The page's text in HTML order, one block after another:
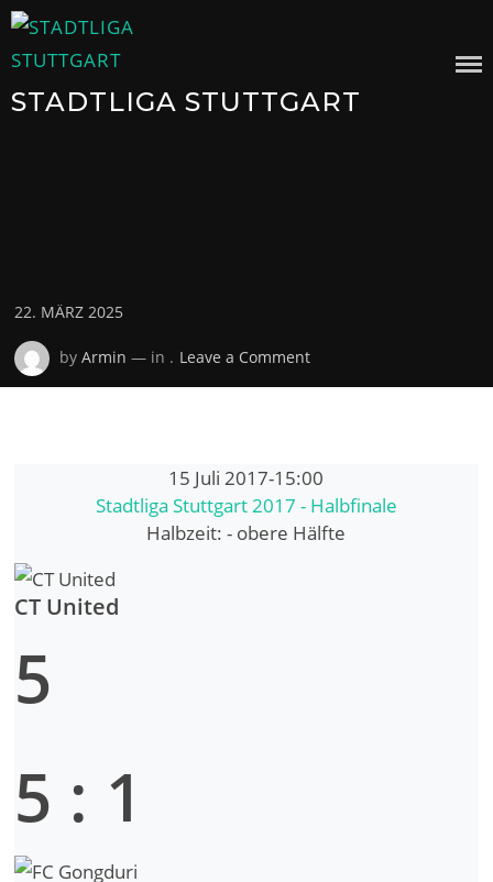
Skip
to
STADTLIGA STUTTGART
Posted
on
22. MÄRZ 2025
byArmin — in . Leave a Commenton
15 Juli 2017-15:00
Stadtliga Stuttgart 2017 - Halbfinale
Halbzeit: - obere Hälfte
CT United
5
5 : 1